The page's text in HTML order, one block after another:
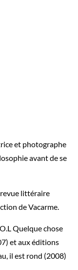
et photographe
avant de se
littéraire
de Vacarme.
Quelque chose
et aux éditions
il est rond (2008)